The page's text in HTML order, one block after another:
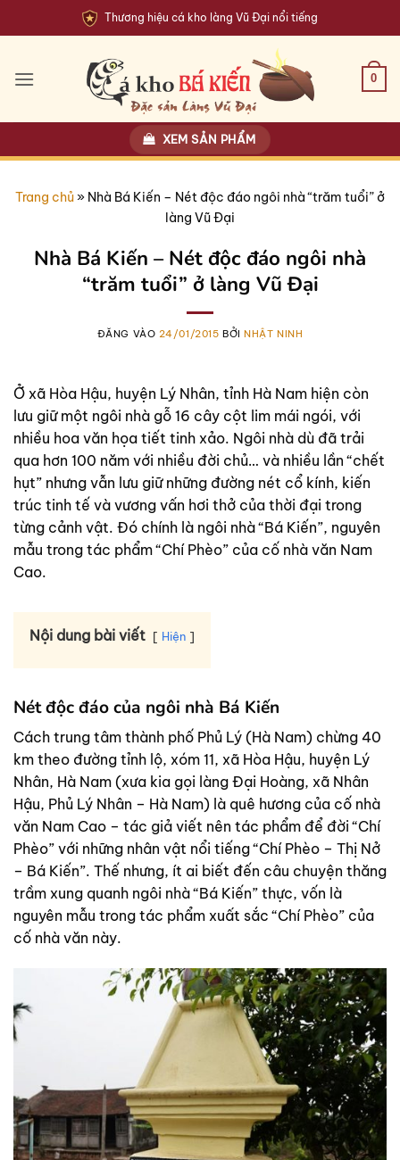
qua
dung
Thương hiệu cá kho làng Vũ Đại nổi tiếng
0
XEM SẢN PHẨM
Trang chủ» Nhà Bá Kiến – Nét độc đáo ngôi nhà “trăm tuổi” ở
làng Vũ Đại
Nhà Bá Kiến – Nét độc đáo ngôi nhà
“trăm tuổi” ở làng Vũ Đại
ĐĂNG VÀO 24/01/2015 BỞINHẬT NINH
Ở xã Hòa Hậu, huyện Lý Nhân, tỉnh Hà Nam hiện còn
lưu giữ một ngôi nhà gỗ 16 cây cột lim mái ngói, với
nhiều hoa văn họa tiết tinh xảo. Ngôi nhà dù đã trải
qua hơn 100 năm với nhiều đời chủ… và nhiều lần “chết
hụt” nhưng vẫn lưu giữ những đường nét cổ kính, kiến
trúc tinh tế và vương vấn hơi thở của thời đại trong
từng cảnh vật. Đó chính là ngôi nhà “Bá Kiến”, nguyên
mẫu trong tác phẩm “Chí Phèo” của cố nhà văn Nam
Cao.
Nội dung bài viết Hiện
Nét độc đáo của ngôi nhà Bá Kiến
Cách trung tâm thành phố Phủ Lý (Hà Nam) chừng 40
km theo đường tỉnh lộ, xóm 11, xã Hòa Hậu, huyện Lý
Nhân, Hà Nam (xưa kia gọi làng Đại Hoàng, xã Nhân
Hậu, Phủ Lý Nhân – Hà Nam) là quê hương của cố nhà
văn Nam Cao – tác giả viết nên tác phẩm để đời “Chí
Phèo” với những nhân vật nổi tiếng “Chí Phèo – Thị Nở
– Bá Kiến”. Thế nhưng, ít ai biết đến câu chuyện thăng
trầm xung quanh ngôi nhà “Bá Kiến” thực, vốn là
nguyên mẫu trong tác phẩm xuất sắc “Chí Phèo” của
cố nhà văn này.